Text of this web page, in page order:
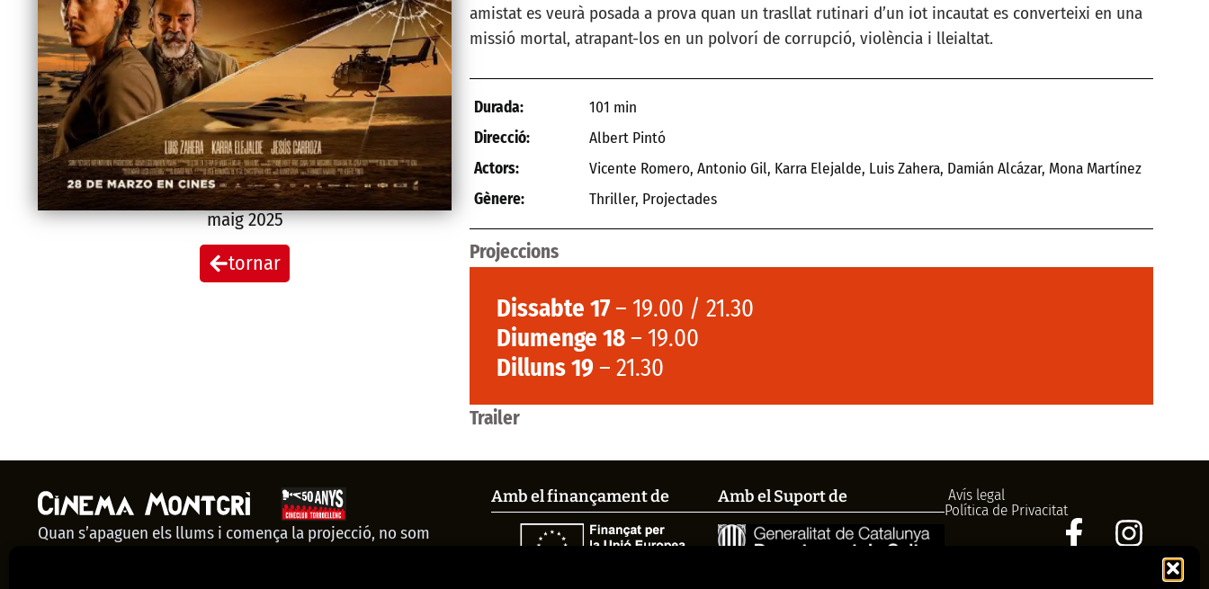
maig 2025
tornar
amistat es veurà posada a prova quan un trasllat rutinari d’un iot incautat es converteixi en una
missió mortal, atrapant-los en un polvorí de corrupció, violència i lleialtat.
Durada:
101 min
Direcció:
Albert Pintó
Actors:
Vicente Romero, Antonio Gil, Karra Elejalde, Luis Zahera, Damián Alcázar, Mona Martínez
Gènere:
Thriller, Projectades
Projeccions
Dissabte 17– 19.00 / 21.30
Diumenge 18– 19.00
Dilluns 19 – 21.30
Trailer
Quan s’apaguen els llums i comença la projecció, no som
Amb el finançament de Amb el Suport de
Avís legal
Política de Privacitat